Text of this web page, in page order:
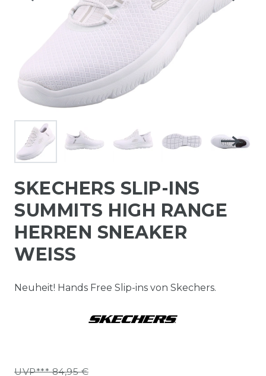
SKECHERS SLIP-INS
SUMMITS HIGH RANGE
HERREN SNEAKER
WEISS
Neuheit! Hands Free Slip-ins von Skechers.
UVP*** 84,95 €